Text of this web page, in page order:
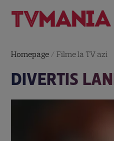
Homepage /Filme la TV azi
DIVERTIS